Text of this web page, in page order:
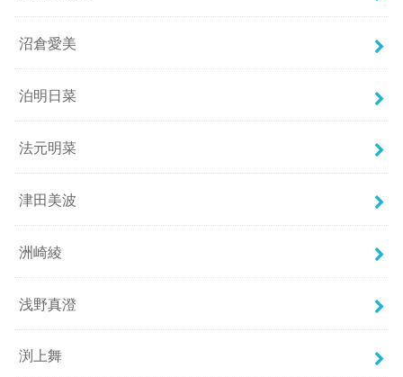
沼倉愛美
泊明日菜
法元明菜
津田美波
洲崎綾
浅野真澄
渕上舞